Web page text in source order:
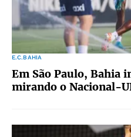
E.C.BAHIA
Em São Paulo, Bahia
mirando o Nacional-